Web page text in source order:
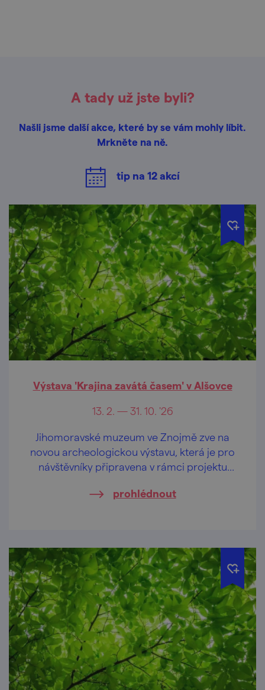
A tady už jste byli?
Našli jsme další akce, které by se vám mohly líbit.
Mrkněte na ně.
tip na 12akcí
Výstava 'Krajina zavátá časem' v Alšovce
13. 2. — 31. 10. '26
Jihomoravské muzeum ve Znojmě zve na
novou archeologickou výstavu, která je pro
návštěvníky připravena v rámci projektu
prohlédnout